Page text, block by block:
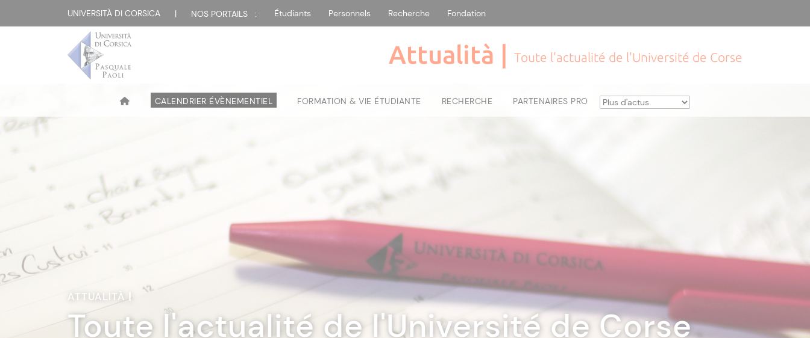
UNIVERSITÀ DI CORSICA | NOS PORTAILS : Étudiants Personnels Recherche Fondation
Attualità | Toute l'actualité de l'Université de Corse
CALENDRIER ÉVÈNEMENTIEL FORMATION & VIE ÉTUDIANTE RECHERCHE PARTENAIRES PRO
ATTUALITÀ|
Toute l'actualité de l'Université de Corse